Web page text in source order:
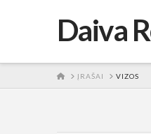
Daiva
HOMEĮRAŠAI VIZOS